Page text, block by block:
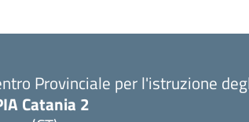
Provinciale per l'istruzione
Catania 2